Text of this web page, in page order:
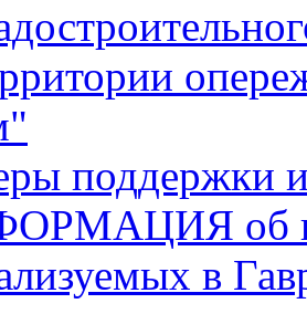
поддержки
об
в